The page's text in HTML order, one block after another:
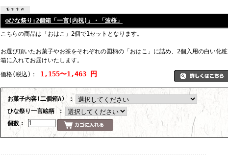
◎ひな祭り:2個箱「一言(内祝)」・「波桜」
こちらの商品は「おはこ」2個で1セットとなります。
お選び頂いたお菓子やお茶をそれぞれの図柄の「おはこ」に詰め、2個入用の白い化粧
箱に入れてお届けいたします。
価格(税込) ： 1,155〜1,463 円
お菓子内容(二個箱A) ：
ひな祭り一言絵柄 ：
個数：